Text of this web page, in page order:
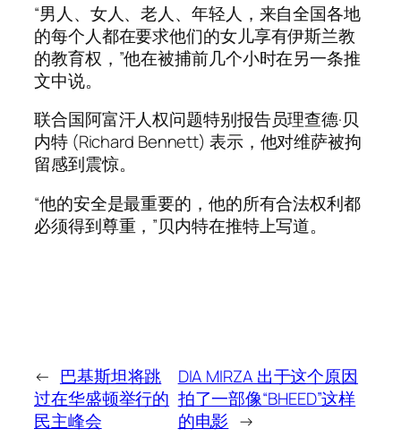
“男人、女人、老人、年轻人，来自全国各地
的每个人都在要求他们的女儿享有伊斯兰教
的教育权，”他在被捕前几个小时在另一条推
文中说。
联合国阿富汗人权问题特别报告员理查德·贝
内特 (Richard Bennett) 表示，他对维萨被拘
留感到震惊。
“他的安全是最重要的，他的所有合法权利都
必须得到尊重，”贝内特在推特上写道。
← 巴基斯坦将跳
过在华盛顿举行的
民主峰会
DIA MIRZA 出于这个原因
拍了一部像“BHEED”这样
的电影 →